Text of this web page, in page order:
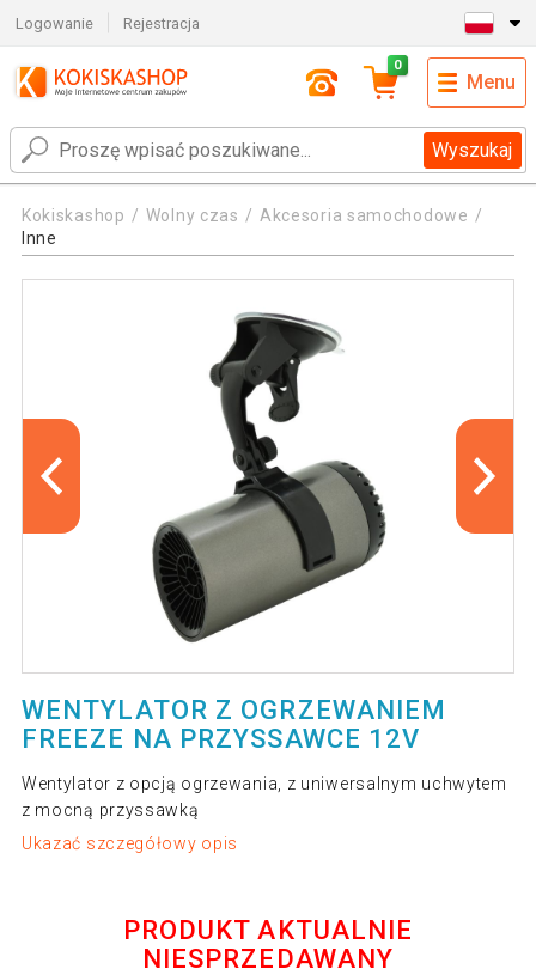
Logowanie Rejestracja
Wyszukaj
0
Menu
Kokiskashop Wolny czas
Akcesoria samochodowe
Inne
WENTYLATOR Z OGRZEWANIEM
FREEZE NA PRZYSSAWCE 12V
Wentylator z opcją ogrzewania, z uniwersalnym uchwytem
z mocną przyssawką
Ukazać szczegółowy opis
PRODUKT AKTUALNIE
NIESPRZEDAWANY